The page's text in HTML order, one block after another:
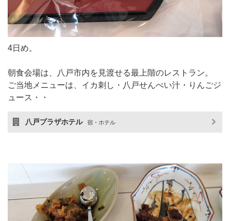
4日め。
朝食会場は、八戸市内を見渡せる最上階のレストラン。
ご当地メニューは、イカ刺し・八戸せんべい汁・りんごジ
ュース・・
八戸プラザホテル 宿・ホテル